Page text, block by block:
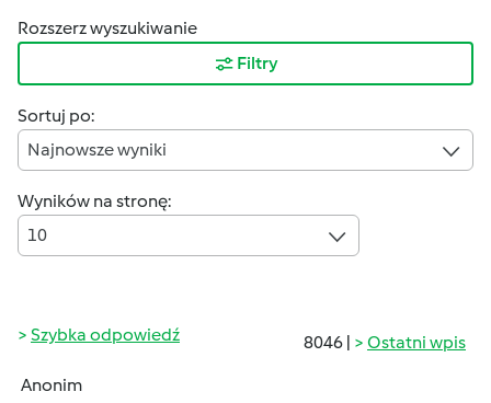
Rozszerz wyszukiwanie
Filtry
Sortuj po:
Najnowsze wyniki
Wyników na stronę:
10
8046 | Ostatni wpis
Szybka odpowiedź
Anonim